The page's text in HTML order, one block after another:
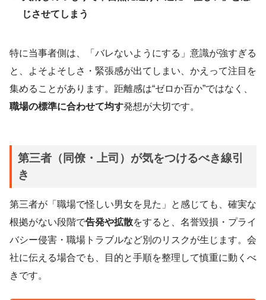
じさせてしまう
特に当事者側は、「バレないようにする」意識が強すぎる
と、よそよそしさ・緊張感が出てしまい、かえって注目を
集めることがあります。距離感は“ゼロか百か”ではなく、
職場の標準に合わせて均す発想が大切です。
第三者（同僚・上司）が気をつけるべき線引
き
第三者が「職場で怪しい男女を見た」と感じても、確実な
根拠がない段階で告発や拡散をすると、名誉毀損・プライ
バシー侵害・職場トラブルなど別のリスクが生じます。会
社に伝える場合でも、目的と手順を整理して慎重に動くべ
きです。